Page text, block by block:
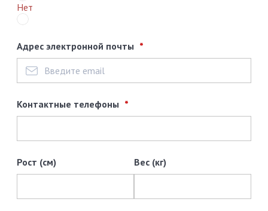
Нет
Адрес электронной почты
Контактные телефоны
Рост (см) Вес (кг)